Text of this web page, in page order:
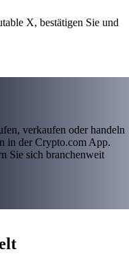
X, bestätigen Sie und
verkaufen oder handeln
in der Crypto.com App.
Sie sich branchenweit